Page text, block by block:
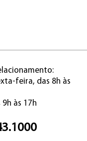
feira, das 8h às
9h às 17h